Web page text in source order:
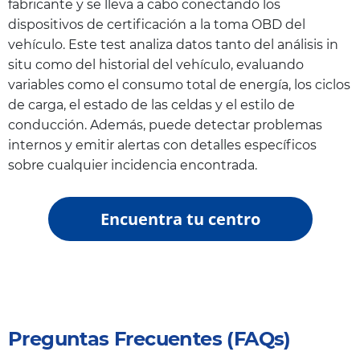
fabricante y se lleva a cabo conectando los
dispositivos de certificación a la toma OBD del
vehículo. Este test analiza datos tanto del análisis in
situ como del historial del vehículo, evaluando
variables como el consumo total de energía, los ciclos
de carga, el estado de las celdas y el estilo de
conducción. Además, puede detectar problemas
internos y emitir alertas con detalles específicos
sobre cualquier incidencia encontrada.
Encuentra tu centro
Preguntas Frecuentes (FAQs)